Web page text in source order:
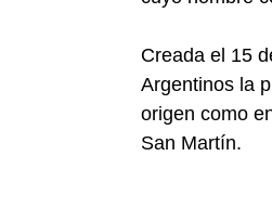
Creada el 15
Argentinos la
origen como
San Martín.